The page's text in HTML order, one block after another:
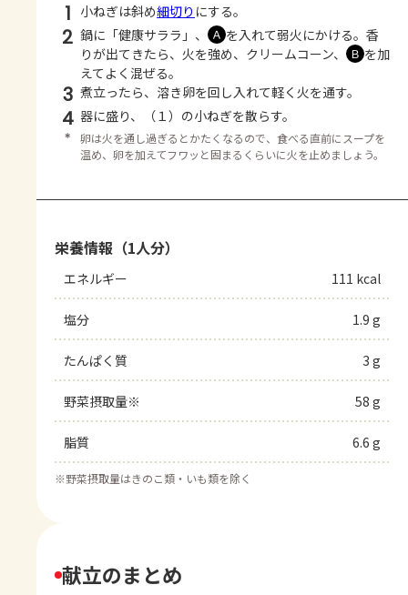
1 小ねぎは斜め細切り にする。
2 鍋に「健康サララ」、 Ａ を入れて弱火にかける。香
りが出てきたら、火を強め、クリームコーン、
Ｂ を加
えてよく混ぜる。
3 煮立ったら、溶き卵を回し入れて軽く火を通す。
4 器に盛り、（１）の小ねぎを散らす。
＊
卵は火を通し過ぎるとかたくなるので、食べる直前にスープを
温め、卵を加えてフワッと固まるくらいに火を止めましょう。
栄養情報（1人分）
エネルギー 111 kcal
塩分 1.9 g
たんぱく質 3 g
野菜摂取量※ 58 g
脂質 6.6 g
※野菜摂取量はきのこ類・いも類を除く
献立のまとめ